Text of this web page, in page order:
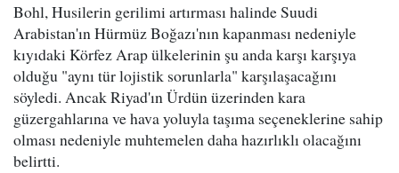
Bohl, Husilerin gerilimi artırması halinde Suudi
Arabistan'ın Hürmüz Boğazı'nın kapanması nedeniyle
kıyıdaki Körfez Arap ülkelerinin şu anda karşı karşıya
olduğu "aynı tür lojistik sorunlarla" karşılaşacağını
söyledi. Ancak Riyad'ın Ürdün üzerinden kara
güzergahlarına ve hava yoluyla taşıma seçeneklerine sahip
olması nedeniyle muhtemelen daha hazırlıklı olacağını
belirtti.